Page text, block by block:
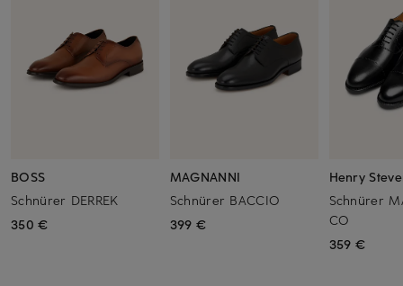
BOSS
Schnürer DERREK
350 €
MAGNANNI
Schnürer BACCIO
399 €
Henry
Schnürer
CO
359 €